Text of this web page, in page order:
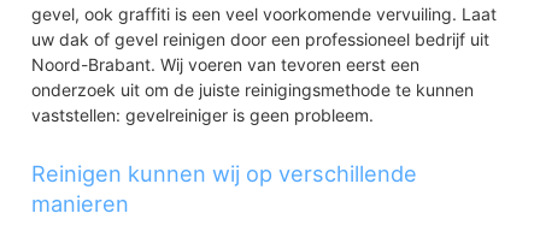
gevel, ook graffiti is een veel voorkomende vervuiling. Laat
uw dak of gevel reinigen door een professioneel bedrijf uit
Noord-Brabant. Wij voeren van tevoren eerst een
onderzoek uit om de juiste reinigingsmethode te kunnen
vaststellen: gevelreiniger is geen probleem.
Reinigen kunnen wij op verschillende
manieren